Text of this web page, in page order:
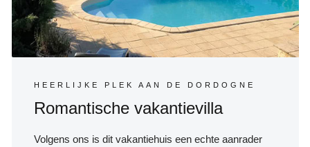
HEERLIJKE PLEK AAN DE DORDOGNE
Romantische vakantievilla
Volgens ons is dit vakantiehuis een echte aanrader